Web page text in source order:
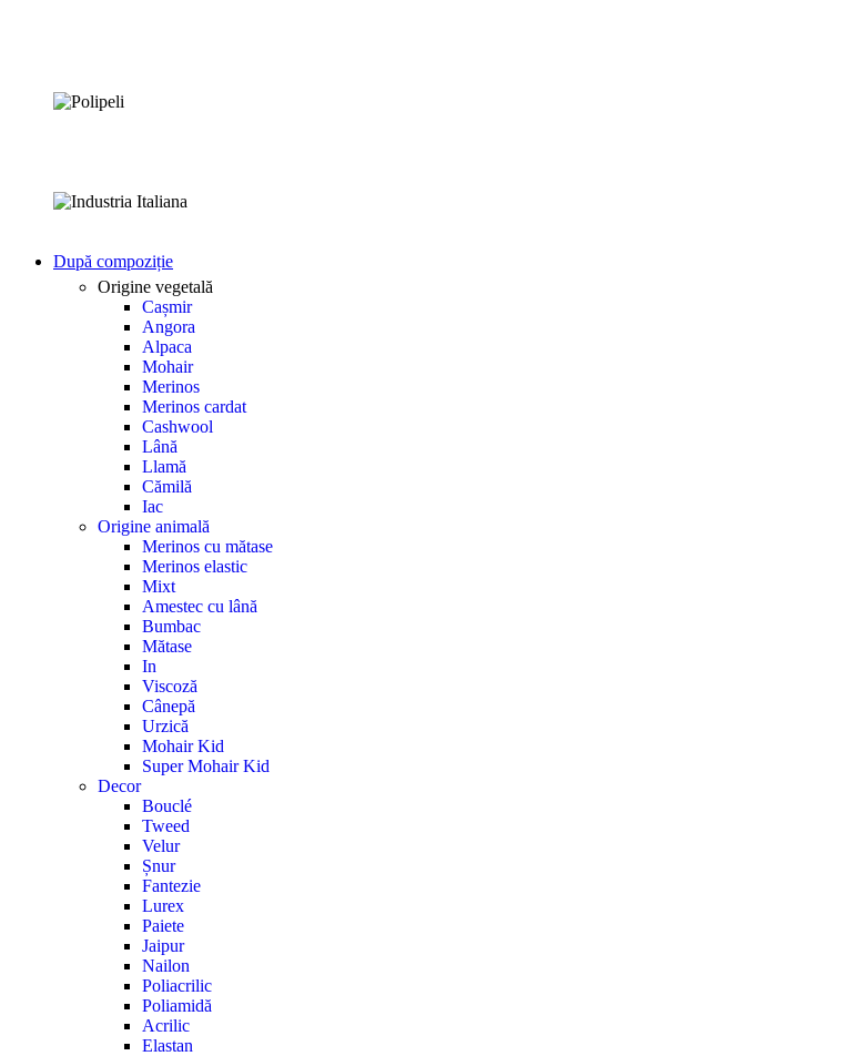
După compoziție
Origine vegetală
Cașmir
Angora
Alpaca
Mohair
Merinos
Merinos cardat
Cashwool
Lână
Llamă
Cămilă
Iac
Origine animală
Merinos cu mătase
Merinos elastic
Mixt
Amestec cu lână
Bumbac
Mătase
In
Viscoză
Cânepă
Urzică
Mohair Kid
Super Mohair Kid
Decor
Bouclé
Tweed
Velur
Șnur
Fantezie
Lurex
Paiete
Jaipur
Nailon
Poliacrilic
Poliamidă
Acrilic
Elastan